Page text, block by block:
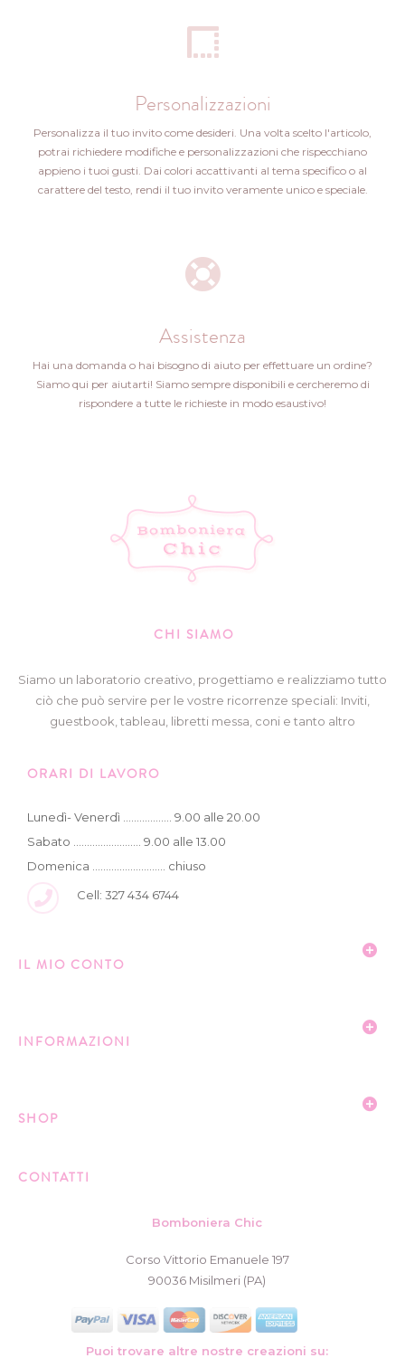
Personalizzazioni
Personalizza il tuo invito come desideri. Una volta scelto l'articolo,
potrai richiedere modifiche e personalizzazioni che rispecchiano
appieno i tuoi gusti. Dai colori accattivanti al tema specifico o al
carattere del testo, rendi il tuo invito veramente unico e speciale.
Assistenza
Hai una domanda o hai bisogno di aiuto per effettuare un ordine?
Siamo qui per aiutarti! Siamo sempre disponibili e cercheremo di
rispondere a tutte le richieste in modo esaustivo!
CHI SIAMO
Siamo un laboratorio creativo, progettiamo e realizziamo tutto
ciò che può servire per le vostre ricorrenze speciali: Inviti,
guestbook, tableau, libretti messa, coni e tanto altro
ORARI DI LAVORO
Lunedì- Venerdì .................. 9.00 alle 20.00
Sabato ......................... 9.00 alle 13.00
Domenica ........................... chiuso
Cell: 327 434 6744
IL MIO CONTO
INFORMAZIONI
SHOP
CONTATTI
Bomboniera Chic
Corso Vittorio Emanuele 197
90036 Misilmeri (PA)
Puoi trovare altre nostre creazioni su: